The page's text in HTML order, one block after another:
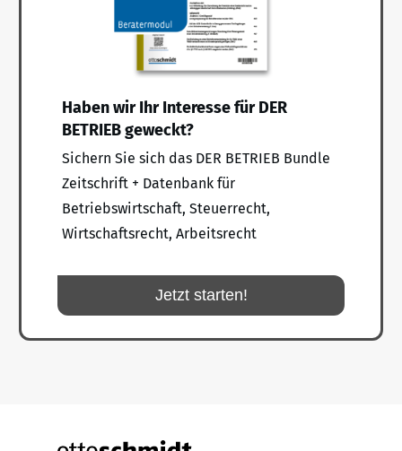
Haben wir Ihr Interesse für DER
BETRIEB geweckt?
Sichern Sie sich das DER BETRIEB Bundle
Zeitschrift + Datenbank für
Betriebswirtschaft, Steuerrecht,
Wirtschaftsrecht, Arbeitsrecht
Jetzt starten!